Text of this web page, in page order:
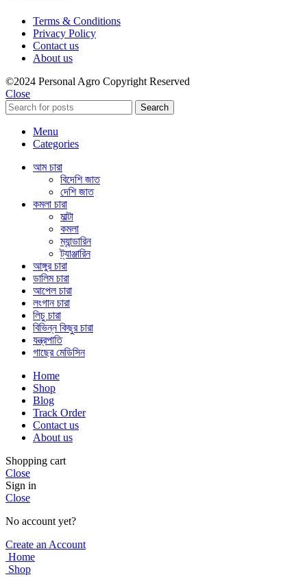
Terms & Conditions
Privacy Policy
Contact us
About us
©2024 Personal Agro Copyright Reserved
Close
Search
Menu
Categories
আম চারা
বিদেশি জাত
দেশি জাত
কমলা চারা
মাল্টা
কমলা
ম্যান্ডারিন
ট্যাঞ্জারিন
আঙ্গুর চারা
ডালিম চারা
আপেল চারা
লংগান চারা
লিচু চারা
বিভিন্ন কিছুর চারা
যন্ত্রপাতি
গাছের মেডিসিন
Home
Shop
Blog
Track Order
Contact us
About us
Shopping cart
Close
Sign in
Close
No account yet?
Create an Account
Home
Shop